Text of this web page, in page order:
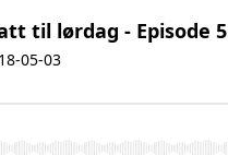
til lørdag - Episode 5
05-03